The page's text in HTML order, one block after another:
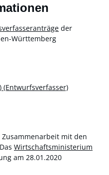
der
Württemberg
(Entwurfsverfasser)
mit den
Wirtschaftsministerium
am 28.01.2020